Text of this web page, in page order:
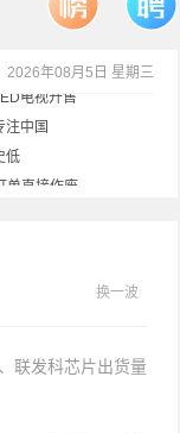
2026年08月5日 星期三
单直接作废
电视开售
中国
换一波
联发科芯片出货量